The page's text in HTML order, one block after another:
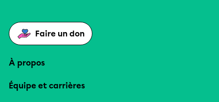
Faire un don
À propos
Équipe et carrières